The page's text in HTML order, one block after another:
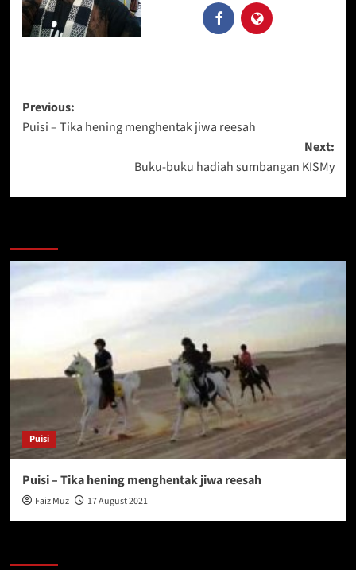
Post
navigation
Previous:
Puisi – Tika hening menghentak jiwa reesah
Next:
Buku-buku hadiah sumbangan KISMy
Puisi
Puisi – Tika hening menghentak jiwa reesah
Faiz Muz 17 August 2021